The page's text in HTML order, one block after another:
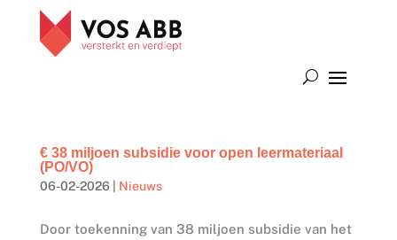
€ 38 miljoen subsidie voor open leermateriaal
(PO/VO)
06-02-2026| Nieuws
Door toekenning van 38 miljoen subsidie van het